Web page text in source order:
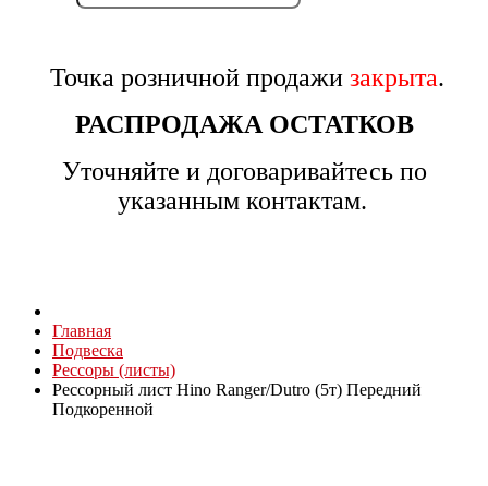
Точка розничной продажи закрыта.
РАСПРОДАЖА ОСТАТКОВ
Уточняйте и договаривайтесь по
указанным контактам.
Главная
Подвеска
Рессоры (листы)
Рессорный лист Hino Ranger/Dutro (5т) Передний
Подкоренной